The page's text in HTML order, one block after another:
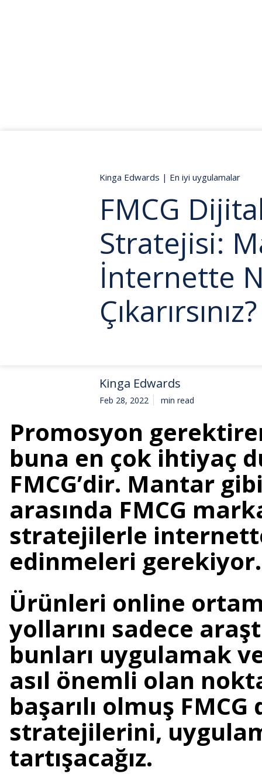
Kinga Edwards | En iyi uygulamalar
FMCG
Stratejisi:
İnternette
Çıkarırsınız?
Kinga Edwards
Feb 28, 2022 min read
Promosyon
buna en çok ihtiyaç
FMCG’dir. Mantar
arasında FMCG
stratejilerle
edinmeleri
Ürünleri online
yollarını sadece
bunları uygulamak
asıl önemli olan
başarılı olmuş
stratejilerini,
tartışacağız.